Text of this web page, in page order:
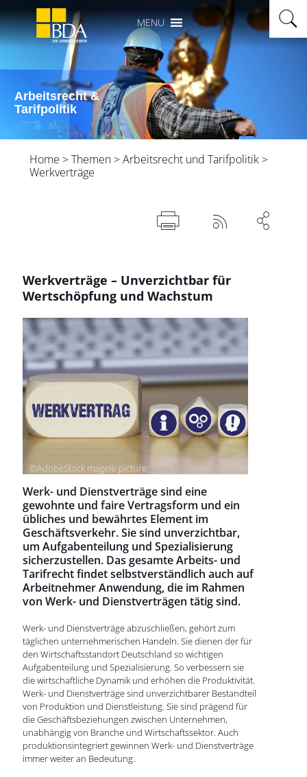
MENU
Arbeitsrecht &
Tarifpolitik
Home >Themen>Arbeitsrecht und Tarifpolitik>
Werkverträge
  
Werkverträge – Unverzichtbar für
Wertschöpfung und Wachstum
©AdobeStock magele-picture
Werk- und Dienstverträge sind eine
gewohnte und faire Vertragsform und ein
übliches und bewährtes Element im
Geschäftsverkehr. Sie sind unverzichtbar,
um Aufgabenteilung und Spezialisierung
sicherzustellen. Das gesamte Arbeits- und
Tarifrecht findet selbstverständlich auch auf
Arbeitnehmer Anwendung, die im Rahmen
von Werk- und Dienstverträgen tätig sind.
Werk- und Dienstverträge abzuschließen, gehört zum
täglichen unternehmerischen Handeln. Sie dienen der für
den Wirtschaftsstandort Deutschland so wichtigen
Aufgabenteilung und Spezialisierung. So verbessern sie
die wirtschaftliche Dynamik und erhöhen die Produktivität.
Werk- und Dienstverträge sind unverzichtbarer Bestandteil
von Produktion und Dienstleistung. Sie sind prägend für
die Geschäftsbeziehungen zwischen Unternehmen,
unabhängig von Branche und Wirtschaftssektor. Auch
produktionsintegriert gewinnen Werk- und Dienstverträge
immer weiter an Bedeutung.